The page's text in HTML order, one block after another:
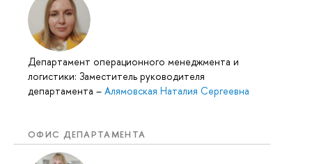
Департамент операционного менеджмента и
логистики: Заместитель руководителя
департамента – Алямовская Наталия Сергеевна
ОФИС ДЕПАРТАМЕНТА